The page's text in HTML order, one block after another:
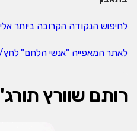
לחיפוש הנקודה הקרובה ביותר
לאתר המאפייה "אנשי הלחם" לחץ/
רותם שוורץ